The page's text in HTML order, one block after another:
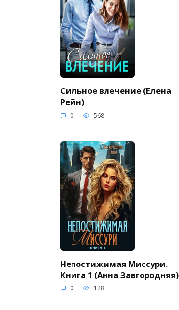
Сильное влечение (Елена
Рейн)
0 568
Непостижимая Миссури.
Книга 1 (Анна Завгородняя)
0 128